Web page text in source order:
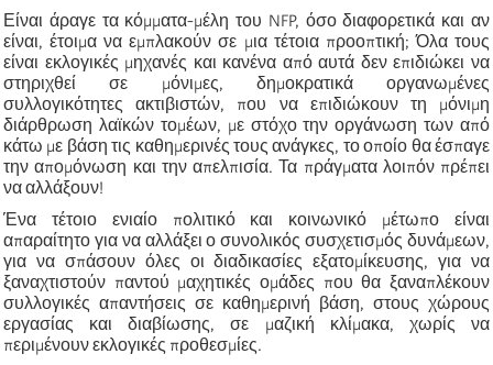
Είναι άραγε τα κόμματα-μέλη του NFP, όσο διαφορετικά και αν
είναι, έτοιμα να εμπλακούν σε μια τέτοια προοπτική; Όλα τους
είναι εκλογικές μηχανές και κανένα από αυτά δεν επιδιώκει να
στηριχθεί σε μόνιμες, δημοκρατικά οργανωμένες
συλλογικότητες ακτιβιστών, που να επιδιώκουν τη μόνιμη
διάρθρωση λαϊκών τομέων, με στόχο την οργάνωση των από
κάτω με βάση τις καθημερινές τους ανάγκες, το οποίο θα έσπαγε
την απομόνωση και την απελπισία. Τα πράγματα λοιπόν πρέπει
να αλλάξουν!
Ένα τέτοιο ενιαίο πολιτικό και κοινωνικό μέτωπο είναι
απαραίτητο για να αλλάξει ο συνολικός συσχετισμός δυνάμεων,
για να σπάσουν όλες οι διαδικασίες εξατομίκευσης, για να
ξαναχτιστούν παντού μαχητικές ομάδες που θα ξαναπλέκουν
συλλογικές απαντήσεις σε καθημερινή βάση, στους χώρους
εργασίας και διαβίωσης, σε μαζική κλίμακα, χωρίς να
περιμένουν εκλογικές προθεσμίες.